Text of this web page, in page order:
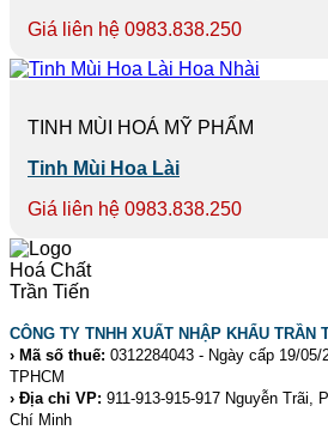
Giá liên hệ 0983.838.250
TINH MÙI HOÁ MỸ PHẨM
Tinh Mùi Hoa Lài
Giá liên hệ 0983.838.250
CÔNG TY TNHH XUẤT NHẬP KHẨU TRẦN
› Mã số thuế: 0312284043 - Ngày cấp 19/
TPHCM
› Địa chỉ VP: 911-913-915-917 Nguyễn
Chí Minh